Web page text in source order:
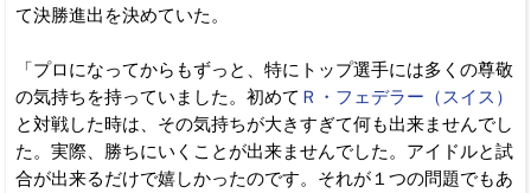
て決勝進出を決めていた。
「プロになってからもずっと、特にトップ選手には多くの尊敬
の気持ちを持っていました。初めて Ｒ・フェデラー（スイス）
と対戦した時は、その気持ちが大きすぎて何も出来ませんでし
た。実際、勝ちにいくことが出来ませんでした。アイドルと試
合が出来るだけで嬉しかったのです。それが１つの問題でもあ